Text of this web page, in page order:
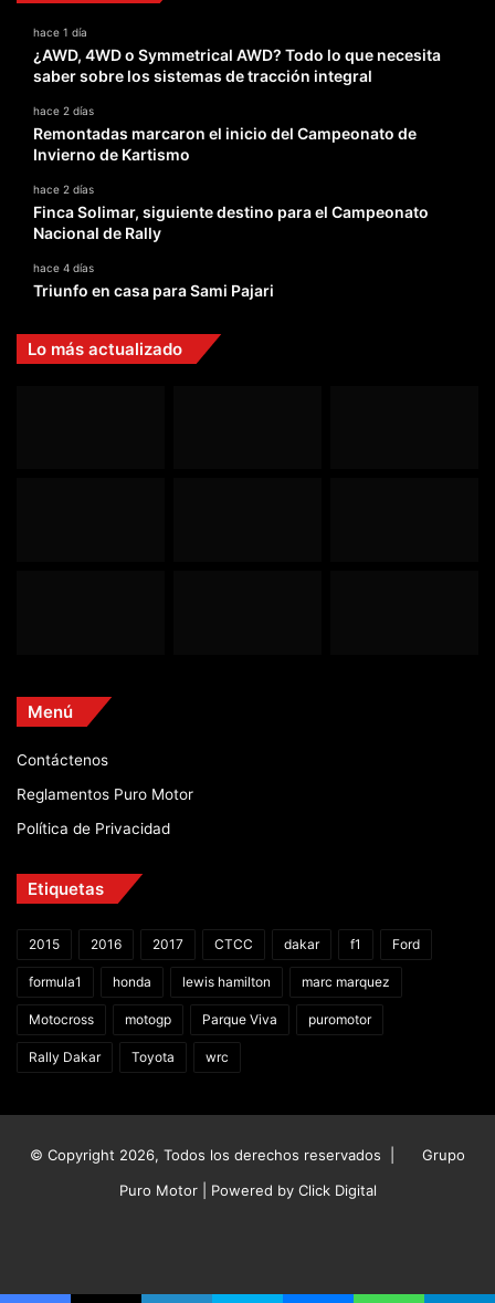
hace 1 día
¿AWD, 4WD o Symmetrical AWD? Todo lo que necesita
saber sobre los sistemas de tracción integral
hace 2 días
Remontadas marcaron el inicio del Campeonato de
Invierno de Kartismo
hace 2 días
Finca Solimar, siguiente destino para el Campeonato
Nacional de Rally
hace 4 días
Triunfo en casa para Sami Pajari
Lo más actualizado
Menú
Contáctenos
Reglamentos Puro Motor
Política de Privacidad
Etiquetas
2015 2016 2017 CTCC dakar f1 Ford
formula1 honda lewis hamilton marc marquez
Motocross motogp Parque Viva puromotor
Rally Dakar Toyota wrc
© Copyright 2026, Todos los derechos reservados |
Grupo
Puro Motor | Powered by Click Digital